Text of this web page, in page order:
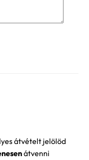
átvételt jelölöd
átvenni